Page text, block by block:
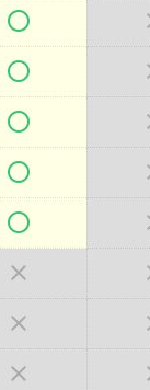







